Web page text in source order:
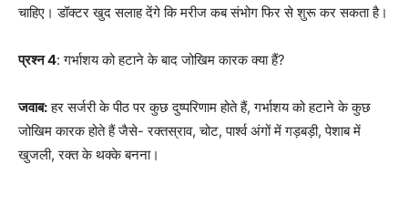
चाहिए। डॉक्टर खुद सलाह देंगे कि मरीज कब संभोग फिर से शुरू कर सकता है।
प्रश्न 4: गर्भाशय को हटाने के बाद जोखिम कारक क्या हैं?
जवाब:हर सर्जरी के पीठ पर कुछ दुष्परिणाम होते हैं, गर्भाशय को हटाने के कुछ
जोखिम कारक होते हैं जैसे- रक्तस्राव, चोट, पार्श्व अंगों में गड़बड़ी, पेशाब में
खुजली, रक्त के थक्के बनना।